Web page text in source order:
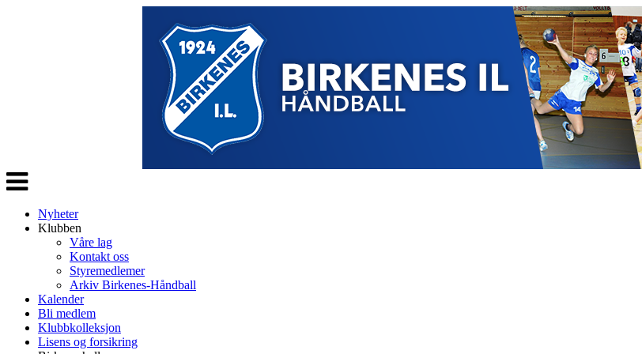
Veksle
navigasjon
Nyheter
Klubben
Våre lag
Kontakt oss
Styremedlemer
Arkiv Birkenes-Håndball
Kalender
Bli medlem
Klubbkolleksjon
Lisens og forsikring